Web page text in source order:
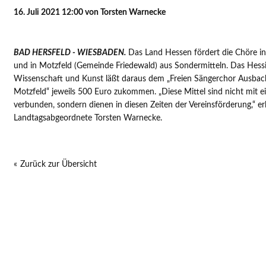
16. Juli 2021 12:00von Torsten Warnecke
BAD HERSFELD - WIESBADEN.Das Land Hessen fördert die Chöre
und in Motzfeld (Gemeinde Friedewald) aus Sondermitteln. Das
Wissenschaft und Kunst läßt daraus dem „Freien Sängerchor
Motzfeld“ jeweils 500 Euro zukommen. „Diese Mittel sind nicht mit
verbunden, sondern dienen in diesen Zeiten der Vereinsförderung,“
Landtagsabgeordnete Torsten Warnecke.
Zurück zur Übersicht